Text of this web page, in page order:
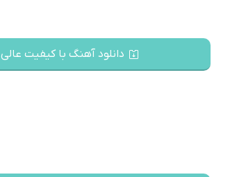
دانلود آهنگ با کیفیت عالی 320